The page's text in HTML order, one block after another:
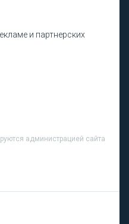
и партнерских
администрацией сайта